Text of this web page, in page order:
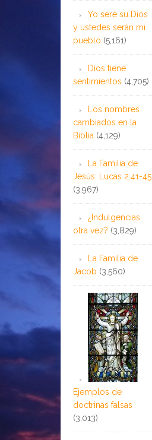
Yo seré su Dios
y ustedes serán mi
pueblo (5,161)
Dios tiene
sentimientos (4,705)
Los nombres
cambiados en la
Biblia (4,129)
La Familia de
Jesús: Lucas 2:41-45
(3,967)
¿Indulgencias
otra vez? (3,829)
La Familia de
Jacob (3,560)
Ejemplos de
doctrinas falsas
(3,013)